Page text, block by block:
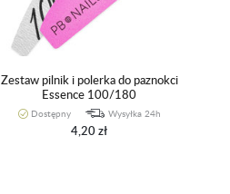
Zestaw pilnik i polerka do paznokci
Essence 100/180
Dostępny Wysyłka 24h
4,20 zł